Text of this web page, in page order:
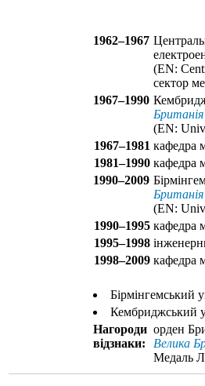
1962–1967
(EN:
сектор
1967–1990
Британія
(EN:
1967–1981 кафедра
1981–1990 кафедра
1990–2009
Британія
(EN:
1990–1995 кафедра
1995–1998
1998–2009 кафедра
Бірмінгемський
Кембриджський
Нагороди
відзнаки:
орден
Велика
Медаль